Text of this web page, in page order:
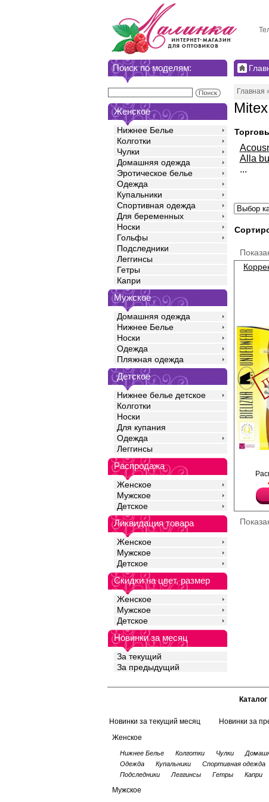
Поиск по моделям:
Женское
Нижнее Белье
Колготки
Чулки
Домашняя одежда
Эротическое белье
Одежда
Купальники
Спортивная одежда
Для беременных
Носки
Гольфы
Подследники
Леггинсы
Гетры
Капри
Мужское
Домашняя одежда
Нижнее Белье
Носки
Одежда
Пляжная одежда
Детское
Нижнее белье детское
Колготки
Носки
Для купания
Одежда
Леггинсы
Распродажа
Женское
Мужское
Детское
Ликвидация товара
Женское
Мужское
Детское
Скидки на цвет, размер
Женское
Мужское
Детское
Новинки за месяц
За текущий
За предыдущий
Главная
Alla
...
Трусы
Специальная вставка
коррекции живота.
Хлопок 95%
Каталог
Новинки за текущий месяц Новинки за
Женское
Нижнее Белье Колготки Чулки
Одежда
Купальники Спортивная одежда
Подследники
Леггинсы Гетры Капри
Мужское